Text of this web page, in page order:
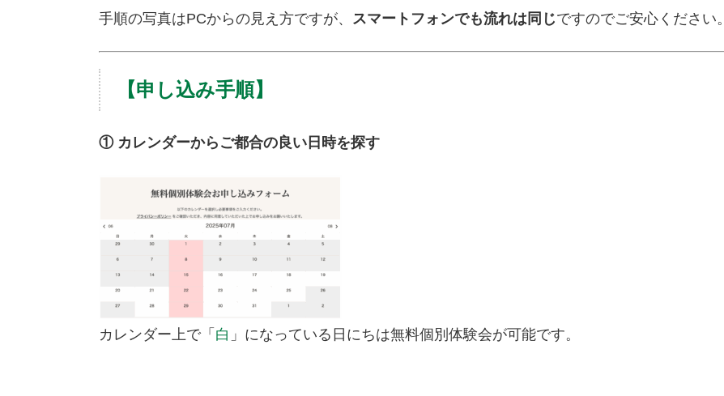
手順の写真はPCからの見え方ですが、 スマートフォンでも流れは同じですのでご安心ください。
【申し込み手順】
① カレンダーからご都合の良い日時を探す
カレンダー上で「 白 」になっている日にちは無料個別体験会が可能です。